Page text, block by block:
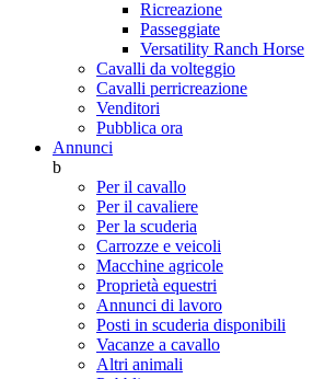
Ricreazione
Passeggiate
Versatility Ranch Horse
Cavalli da volteggio
Cavalli perricreazione
Venditori
Pubblica ora
Annunci
b
Per il cavallo
Per il cavaliere
Per la scuderia
Carrozze e veicoli
Macchine agricole
Proprietà equestri
Annunci di lavoro
Posti in scuderia disponibili
Vacanze a cavallo
Altri animali